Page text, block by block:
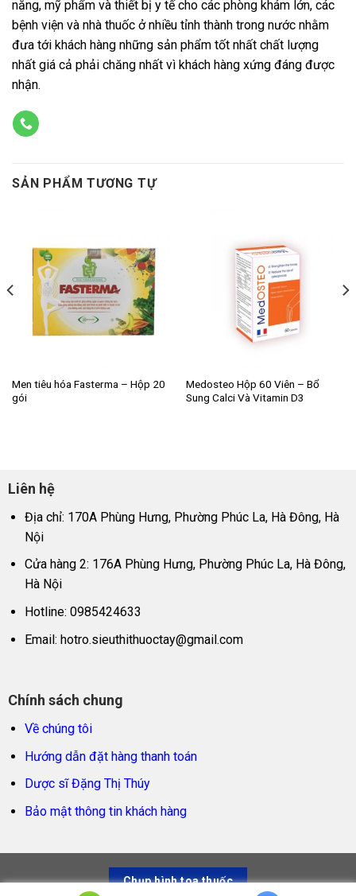
năng, mỹ phẩm và thiết bị y tế cho các phòng khám lớn, các
bệnh viện và nhà thuốc ở nhiều tỉnh thành trong nước nhằm
đưa tới khách hàng những sản phẩm tốt nhất chất lượng
nhất giá cả phải chăng nhất vì khách hàng xứng đáng được
nhận.
SẢN PHẨM TƯƠNG TỰ
Men tiêu hóa Fasterma – Hộp 20
gói
Medosteo Hộp 60 Viên – Bổ
Sung Calci Và Vitamin D3
Liên hệ
Địa chỉ: 170A Phùng Hưng, Phường Phúc La, Hà Đông, Hà
Nội
Cửa hàng 2: 176A Phùng Hưng, Phường Phúc La, Hà Đông,
Hà Nội
Hotline: 0985424633
Email: hotro.sieuthithuoctay@gmail.com
Chính sách chung
Về chúng tôi
Hướng dẫn đặt hàng thanh toán
Dược sĩ Đặng Thị Thúy
Bảo mật thông tin khách hàng
Chụp hình toa thuốc